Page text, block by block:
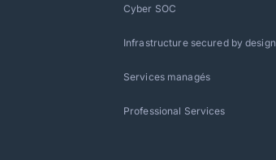
Cyber SOC
Infrastructure secured by design
Services managés
Professional Services